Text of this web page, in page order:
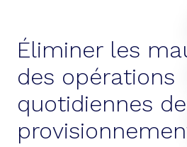
Éliminer les
des opérations
quotidiennes de